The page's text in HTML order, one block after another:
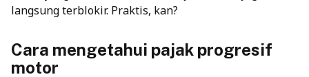
langsung terblokir. Praktis, kan?
Cara mengetahui pajak progresif
motor